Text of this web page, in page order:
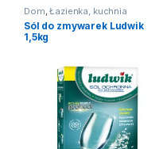
Dom,Łazienka, kuchnia
Sól do zmywarek Ludwik
1,5kg